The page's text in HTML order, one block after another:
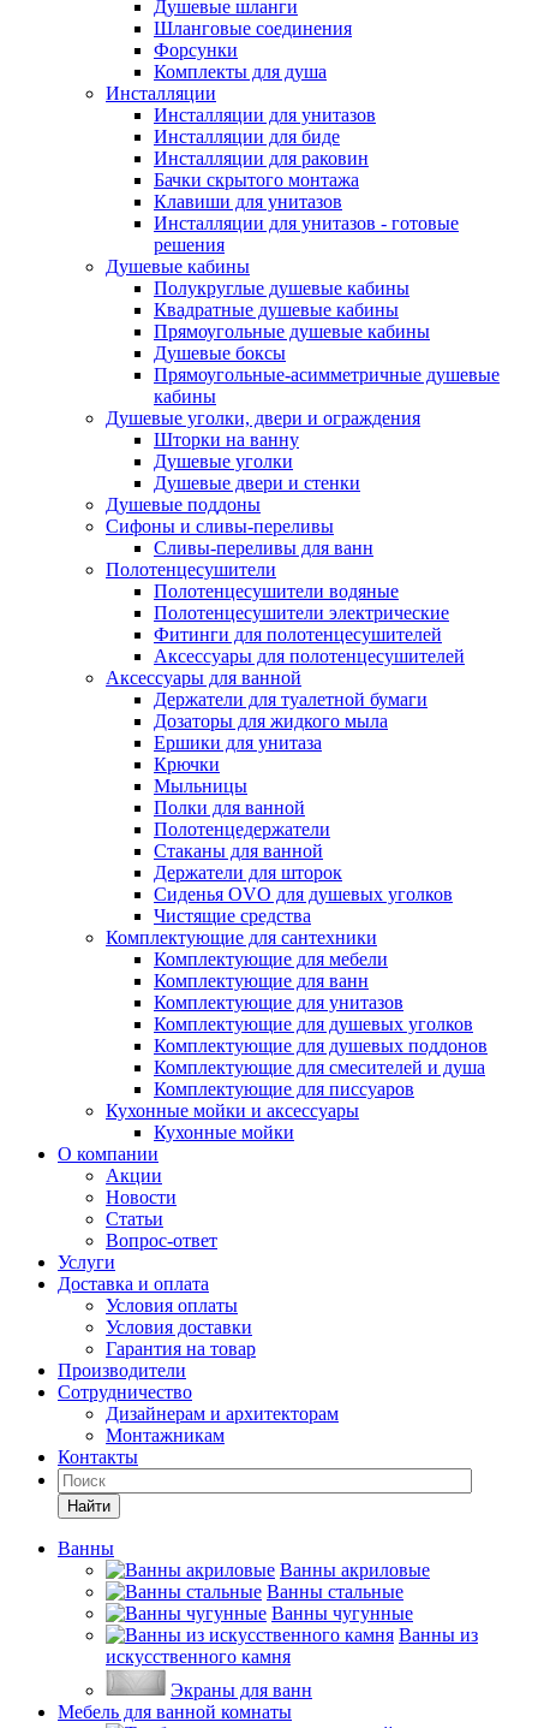
Душевые шланги
Шланговые соединения
Форсунки
Комплекты для душа
Инсталляции
Инсталляции для унитазов
Инсталляции для биде
Инсталляции для раковин
Бачки скрытого монтажа
Клавиши для унитазов
Инсталляции для унитазов - готовые
решения
Душевые кабины
Полукруглые душевые кабины
Квадратные душевые кабины
Прямоугольные душевые кабины
Душевые боксы
Прямоугольные-асимметричные душевые
кабины
Душевые уголки, двери и ограждения
Шторки на ванну
Душевые уголки
Душевые двери и стенки
Душевые поддоны
Сифоны и сливы-переливы
Сливы-переливы для ванн
Полотенцесушители
Полотенцесушители водяные
Полотенцесушители электрические
Фитинги для полотенцесушителей
Аксессуары для полотенцесушителей
Аксессуары для ванной
Держатели для туалетной бумаги
Дозаторы для жидкого мыла
Ершики для унитаза
Крючки
Мыльницы
Полки для ванной
Полотенцедержатели
Стаканы для ванной
Держатели для шторок
Сиденья OVO для душевых уголков
Чистящие средства
Комплектующие для сантехники
Комплектующие для мебели
Комплектующие для ванн
Комплектующие для унитазов
Комплектующие для душевых уголков
Комплектующие для душевых поддонов
Комплектующие для смесителей и душа
Комплектующие для писсуаров
Кухонные мойки и аксессуары
Кухонные мойки
О компании
Акции
Новости
Статьи
Вопрос-ответ
Услуги
Доставка и оплата
Условия оплаты
Условия доставки
Гарантия на товар
Производители
Сотрудничество
Дизайнерам и архитекторам
Монтажникам
Контакты
Найти
Ванны
Ванны акриловые
Ванны стальные
Ванны чугунные
Ванны из
искусственного камня
Экраны для ванн
Мебель для ванной комнаты